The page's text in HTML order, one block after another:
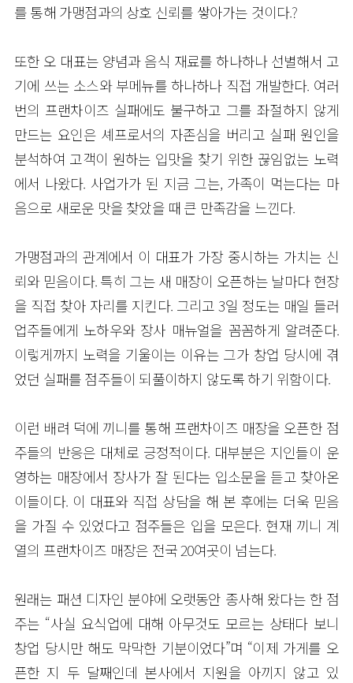
를 통해 가맹점과의 상호 신뢰를 쌓아가는 것이다.?
또한 오 대표는 양념과 음식 재료를 하나하나 선별해서 고
기에 쓰는 소스와 부메뉴를 하나하나 직접 개발한다. 여러
번의 프랜차이즈 실패에도 불구하고 그를 좌절하지 않게
만드는 요인은 셰프로서의 자존심을 버리고 실패 원인을
분석하여 고객이 원하는 입맛을 찾기 위한 끊임없는 노력
에서 나왔다. 사업가가 된 지금 그는, 가족이 먹는다는 마
음으로 새로운 맛을 찾았을 때 큰 만족감을 느낀다.
가맹점과의 관계에서 이 대표가 가장 중시하는 가치는 신
뢰와 믿음이다. 특히 그는 새 매장이 오픈하는 날마다 현장
을 직접 찾아 자리를 지킨다. 그리고 3일 정도는 매일 들러
업주들에게 노하우와 장사 매뉴얼을 꼼꼼하게 알려준다.
이렇게까지 노력을 기울이는 이유는 그가 창업 당시에 겪
었던 실패를 점주들이 되풀이하지 않도록 하기 위함이다.
이런 배려 덕에 끼니를 통해 프랜차이즈 매장을 오픈한 점
주들의 반응은 대체로 긍정적이다. 대부분은 지인들이 운
영하는 매장에서 장사가 잘 된다는 입소문을 듣고 찾아온
이들이다. 이 대표와 직접 상담을 해 본 후에는 더욱 믿음
을 가질 수 있었다고 점주들은 입을 모은다. 현재 끼니 계
열의 프랜차이즈 매장은 전국 20여곳이 넘는다.
원래는 패션 디자인 분야에 오랫동안 종사해 왔다는 한 점
주는 “사실 요식업에 대해 아무것도 모르는 상태다 보니
창업 당시만 해도 막막한 기분이었다”며 “이제 가게를 오
픈한 지 두 달째인데 본사에서 지원을 아끼지 않고 있